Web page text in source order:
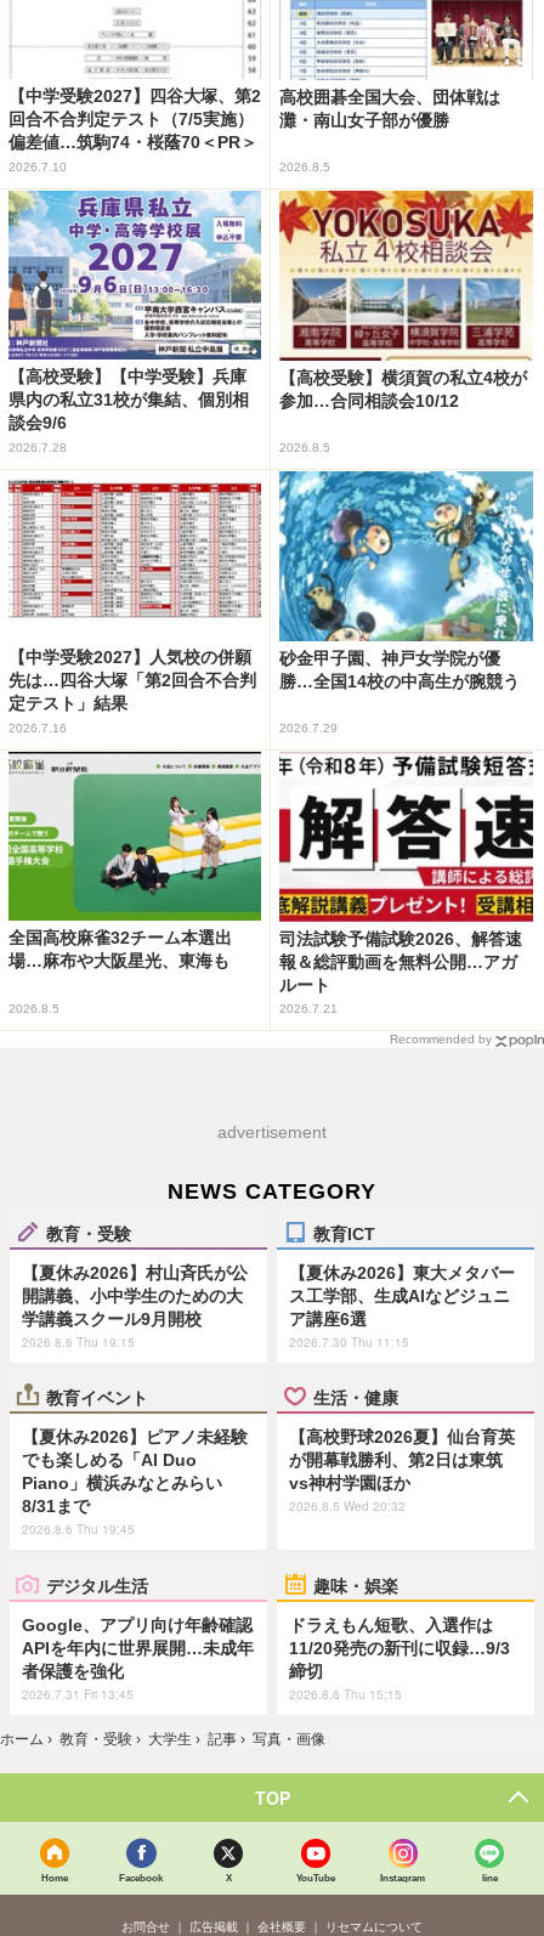
【中学受験2027】四谷大塚、第2
回合不合判定テスト（7/5実施）
偏差値…筑駒74・桜蔭70＜PR＞
2026.7.10
高校囲碁全国大会、団体戦は
灘・南山女子部が優勝
2026.8.5
【高校受験】【中学受験】兵庫
県内の私立31校が集結、個別相
談会9/6
2026.7.28
【高校受験】横須賀の私立4校が
参加…合同相談会10/12
2026.8.5
【中学受験2027】人気校の併願
先は…四谷大塚「第2回合不合判
定テスト」結果
2026.7.16
砂金甲子園、神戸女学院が優
勝…全国14校の中高生が腕競う
2026.7.29
全国高校麻雀32チーム本選出
場…麻布や大阪星光、東海も
2026.8.5
司法試験予備試験2026、解答速
報＆総評動画を無料公開…アガ
ルート
2026.7.21
Recommended by
advertisement
NEWS CATEGORY
教育・受験
【夏休み2026】村山斉氏が公
開講義、小中学生のための大
学講義スクール9月開校
2026.8.6 Thu 19:15
教育ICT
【夏休み2026】東大メタバー
ス工学部、生成AIなどジュニ
ア講座6選
2026.7.30 Thu 11:15
教育イベント
【夏休み2026】ピアノ未経験
でも楽しめる「AI Duo
Piano」横浜みなとみらい
8/31まで
2026.8.6 Thu 19:45
生活・健康
【高校野球2026夏】仙台育英
が開幕戦勝利、第2日は東筑
vs神村学園ほか
2026.8.5 Wed 20:32
デジタル生活
Google、アプリ向け年齢確認
APIを年内に世界展開…未成年
者保護を強化
2026.7.31 Fri 13:45
趣味・娯楽
ドラえもん短歌、入選作は
11/20発売の新刊に収録…9/3
締切
2026.8.6 Thu 15:15
ホーム › 教育・受験 › 大学生 › 記事 › 写真・画像
TOP
Home Facebook X YouTube Instagram line
お問合せ 広告掲載 会社概要 リセマムについて